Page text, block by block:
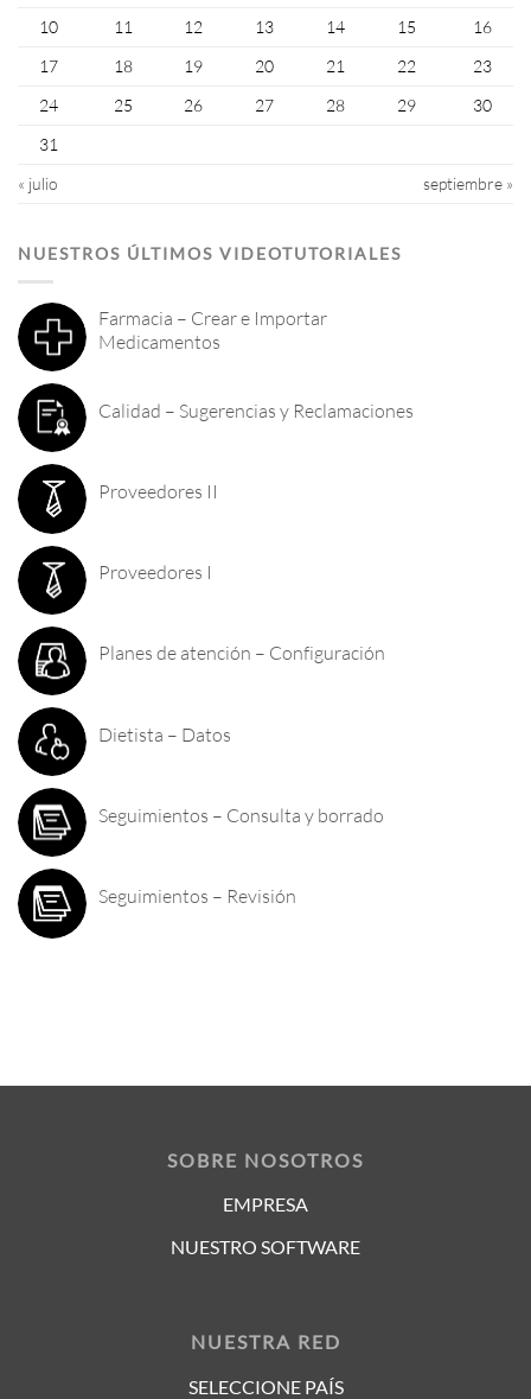
10
11 12 13 14 15
16
17
18 19 20 21 22
23
24
25 26 27 28 29
30
31
« julio
septiembre »
NUESTROS ÚLTIMOS VIDEOTUTORIALES
Farmacia – Crear e Importar
Medicamentos
Calidad – Sugerencias y Reclamaciones
Proveedores II
Proveedores I
Planes de atención – Configuración
Dietista – Datos
Seguimientos – Consulta y borrado
Seguimientos – Revisión
SOBRE NOSOTROS
EMPRESA
NUESTRO SOFTWARE
NUESTRA RED
SELECCIONE PAÍS